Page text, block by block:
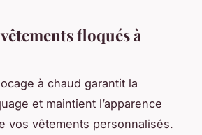
floqués à
à chaud garantit la
et maintient l’apparence
vos vêtements personnalisés.